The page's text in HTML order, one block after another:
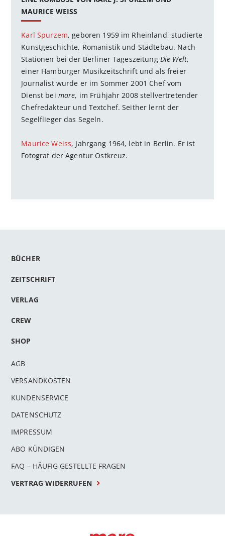
MAURICE WEISS
Karl Spurzem, geboren 1959 im Rheinland, studierte
Kunstgeschichte, Romanistik und Städtebau. Nach
Stationen bei der Berliner Tageszeitung Die Welt,
einer Hamburger Musikzeitschrift und als freier
Journalist wurde er im Sommer 2001 Chef vom
Dienst bei mare, im Frühjahr 2008 stellvertretender
Chefredakteur und Textchef. Seither lernt der
Segelflieger das Segeln.
Maurice Weiss, Jahrgang 1964, lebt in Berlin. Er ist
Fotograf der Agentur Ostkreuz.
BÜCHER
ZEITSCHRIFT
VERLAG
CREW
SHOP
AGB
VERSANDKOSTEN
KUNDENSERVICE
DATENSCHUTZ
IMPRESSUM
ABO KÜNDIGEN
FAQ – HÄUFIG GESTELLTE FRAGEN
VERTRAG WIDERRUFEN